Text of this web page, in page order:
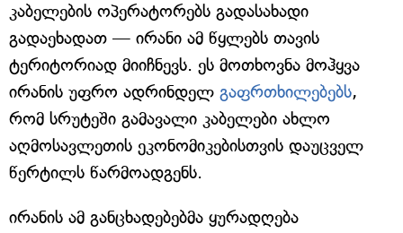
კაბელების ოპერატორებს გადასახადი
გადაეხადათ — ირანი ამ წყლებს თავის
ტერიტორიად მიიჩნევს. ეს მოთხოვნა მოჰყვა
ირანის უფრო ადრინდელ გაფრთხილებებს,
რომ სრუტეში გამავალი კაბელები ახლო
აღმოსავლეთის ეკონომიკებისთვის დაუცველ
წერტილს წარმოადგენს.
ირანის ამ განცხადებებმა ყურადღება